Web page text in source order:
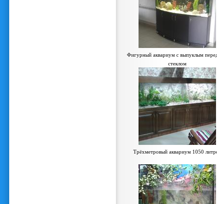
Фигурный аквариум с выпуклым
стеклом
Трёхметровый аквариум 1050